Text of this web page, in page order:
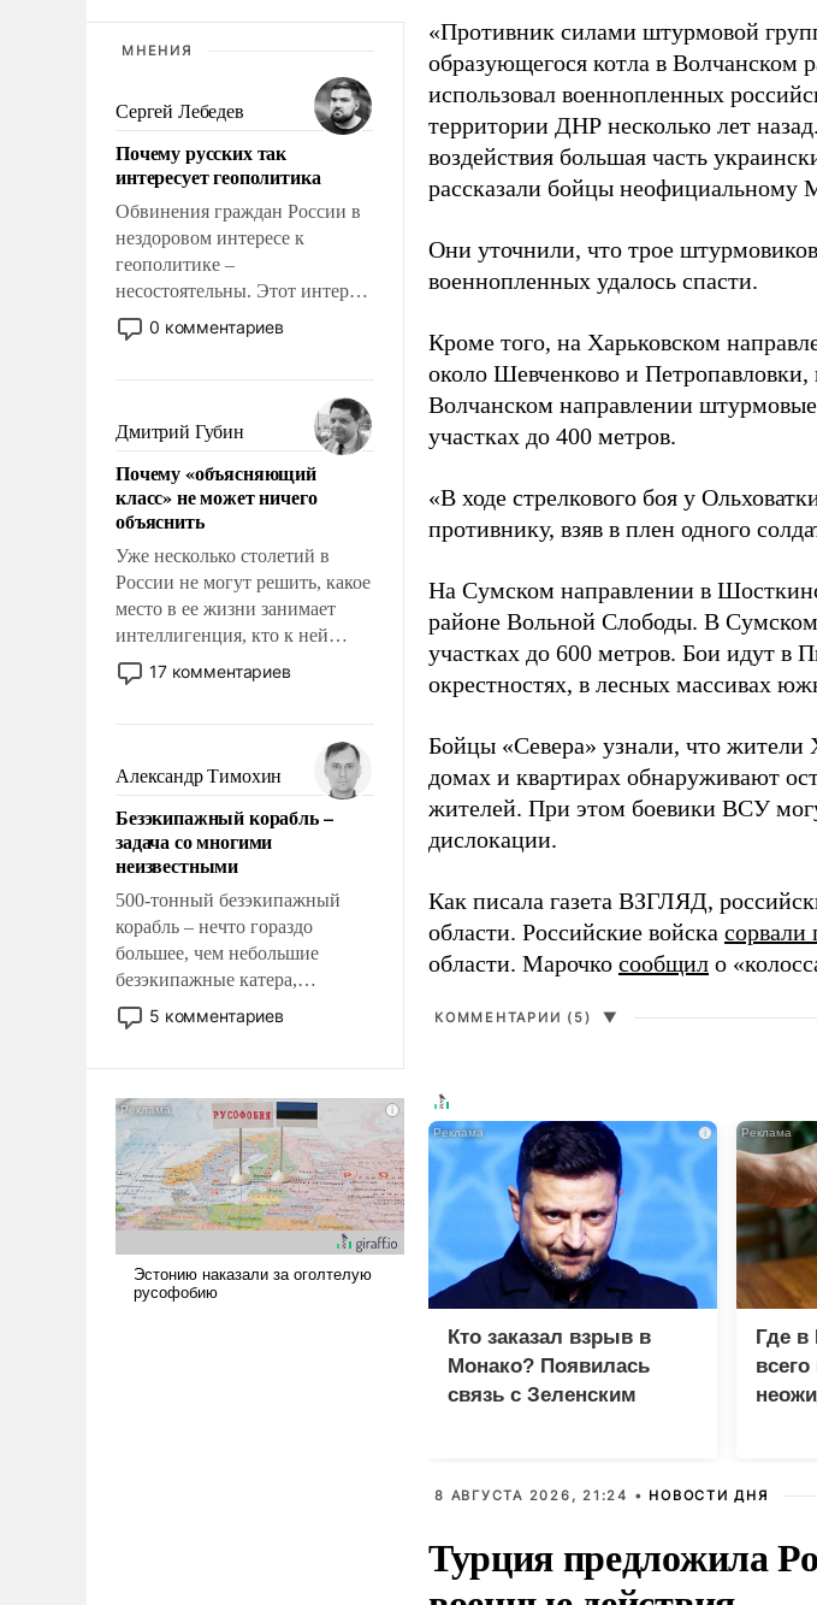
МНЕНИЯ
Сергей Лебедев
Почему русских так
интересует геополитика
Обвинения граждан России в
нездоровом интересе к
геополитике –
несостоятельны. Этот интерес
рационален и прагматичен. Он
обусловлен тысячелетним
фундаментальным знанием,
что мировая политика имеет
свойство заявляться на порог
нашего дома.
0 комментариев
Дмитрий Губин
Почему «объясняющий
класс» не может ничего
объяснить
Уже несколько столетий в
России не могут решить, какое
место в ее жизни занимает
интеллигенция, кто к ней
принадлежит, а кого из нее
исключили с правом
чем она отличается от просто
образованных людей. Иногда
казалось, что эти вопросы
решены раз и навсегда, но –
нет, не решены.
17 комментариев
Александр Тимохин
Безэкипажный корабль –
задача со многими
неизвестными
500-тонный безэкипажный
корабль – нечто гораздо
большее, чем небольшие
безэкипажные катера,
применение которых уже
стало обыденностью. Задача по
и ее реализация радикально
поднимет наши боевые
возможности.
5 комментариев
«Противник силами штурмовой
образующегося котла в Волчанском
использовал военнопленных
территории ДНР несколько лет
воздействия большая часть
рассказали бойцы неофициальному
Они уточнили, что трое
военнопленных удалось спасти.
Кроме того, на Харьковском
около Шевченково и
Волчанском направлении
участках до 400 метров.
«В ходе стрелкового боя у
противнику, взяв в плен одного
На Сумском направлении в
районе Вольной Слободы. В
участках до 600 метров. Бои идут в
окрестностях, в лесных массивах
Бойцы «Севера» узнали, что жители
домах и квартирах обнаруживают
жителей. При этом боевики ВСУ
дислокации.
Как писала газета ВЗГЛЯД,
области. Российские войска сорвали
области. Марочко сообщил о
КОММЕНТАРИИ (5) ▼
i
Кто заказал взрыв в
Монако? Появилась
связь с Зеленским
Где
8 АВГУСТА 2026, 21:24 • НОВОСТИ ДНЯ
Турция предложила